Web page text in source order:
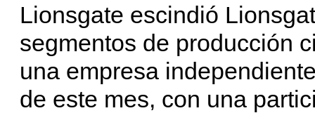
Lionsgate escindió
segmentos de producción
una empresa
de este mes, con una